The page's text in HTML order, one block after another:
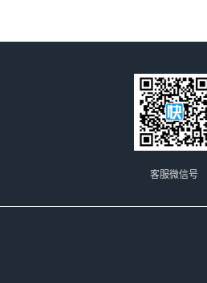
客服微信号